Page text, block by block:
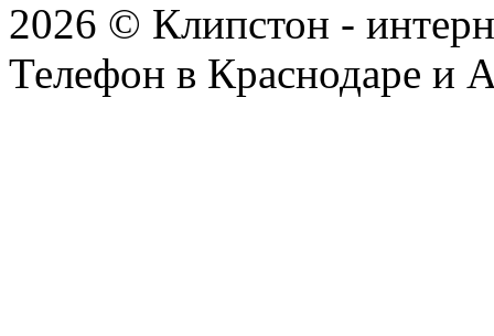
2026 © Клипстон -
Телефон в Краснодаре и